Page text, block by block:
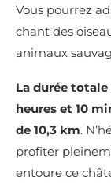
Vous pourrez
chant des
animaux
La durée totale
heures et 10
de 10,3 km.
profiter
entoure ce